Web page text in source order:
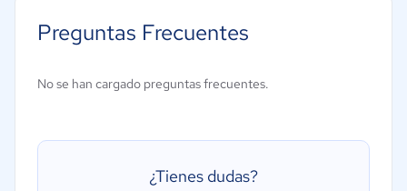
Gestión de la formación
Preguntas Frecuentes
No se han cargado preguntas frecuentes.
¿Tienes dudas?